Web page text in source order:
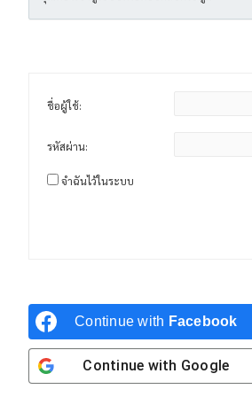
ชื่อผู้ใช้:
รหัสผ่าน:
จำฉันไว้ในระบบ
Continue with Facebook
Continue with Google